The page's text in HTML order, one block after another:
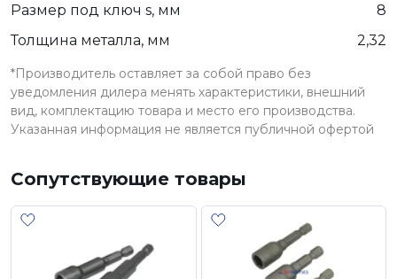
Размер под ключ s, мм
8
Толщина металла, мм
2,32
*Производитель оставляет за собой право без
уведомления дилера менять характеристики, внешний
вид, комплектацию товара и место его производства.
Указанная информация не является публичной офертой
Сопутствующие товары